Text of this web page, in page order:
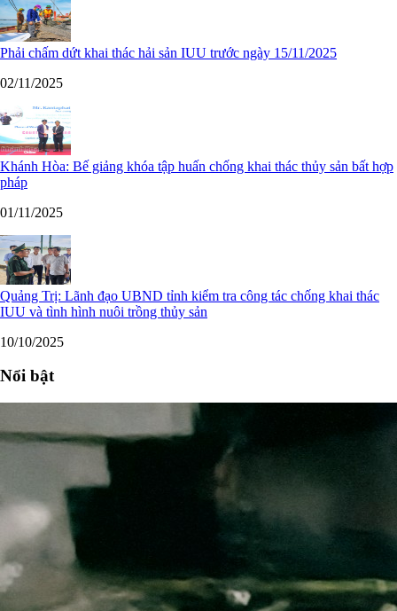
Phải chấm dứt khai thác hải sản IUU trước ngày 15/11/2025
02/11/2025
Khánh Hòa: Bế giảng khóa tập huấn chống khai thác thủy sản bất hợp
pháp
01/11/2025
Quảng Trị: Lãnh đạo UBND tỉnh kiểm tra công tác chống khai thác
IUU và tình hình nuôi trồng thủy sản
10/10/2025
Nổi bật